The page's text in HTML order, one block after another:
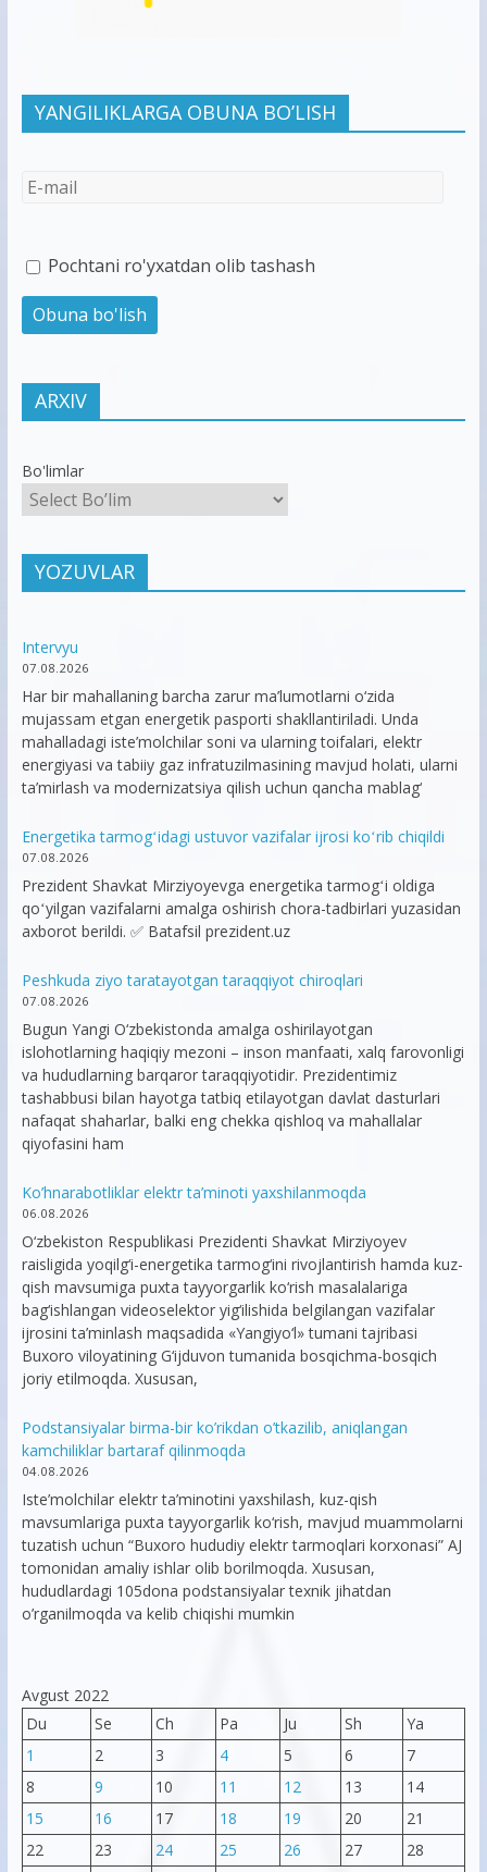
YANGILIKLARGA OBUNA BO’LISH
Pochtani ro'yxatdan olib tashash
ARXIV
Bo'limlar
YOZUVLAR
Intervyu
07.08.2026
Har bir mahallaning barcha zarur ma’lumotlarni o‘zida
mujassam etgan energetik pasporti shakllantiriladi. Unda
mahalladagi iste’molchilar soni va ularning toifalari, elektr
energiyasi va tabiiy gaz infratuzilmasining mavjud holati, ularni
ta’mirlash va modernizatsiya qilish uchun qancha mablag‘
Energetika tarmogʻidagi ustuvor vazifalar ijrosi koʻrib chiqildi
07.08.2026
Prezident Shavkat Mirziyoyevga energetika tarmogʻi oldiga
qoʻyilgan vazifalarni amalga oshirish chora-tadbirlari yuzasidan
axborot berildi. ✅ Batafsil prezident.uz
Peshkuda ziyo taratayotgan taraqqiyot chiroqlari
07.08.2026
Bugun Yangi O‘zbekistonda amalga oshirilayotgan
islohotlarning haqiqiy mezoni – inson manfaati, xalq farovonligi
va hududlarning barqaror taraqqiyotidir. Prezidentimiz
tashabbusi bilan hayotga tatbiq etilayotgan davlat dasturlari
nafaqat shaharlar, balki eng chekka qishloq va mahallalar
qiyofasini ham
Ko’hnarabotliklar elektr ta’minoti yaxshilanmoqda
06.08.2026
O‘zbekiston Respublikasi Prezidenti Shavkat Mirziyoyev
raisligida yoqilg‘i-energetika tarmog‘ini rivojlantirish hamda kuz-
qish mavsumiga puxta tayyorgarlik ko‘rish masalalariga
bag‘ishlangan videoselektor yig‘ilishida belgilangan vazifalar
ijrosini ta’minlash maqsadida «Yangiyo‘l» tumani tajribasi
Buxoro viloyatining G‘ijduvon tumanida bosqichma-bosqich
joriy etilmoqda. Xususan,
Podstansiyalar birma-bir ko’rikdan o’tkazilib, aniqlangan
kamchiliklar bartaraf qilinmoqda
04.08.2026
Iste’molchilar elektr ta’minotini yaxshilash, kuz-qish
mavsumlariga puxta tayyorgarlik ko‘rish, mavjud muammolarni
tuzatish uchun “Buxoro hududiy elektr tarmoqlari korxonasi” AJ
tomonidan amaliy ishlar olib borilmoqda. Xususan,
hududlardagi 105dona podstansiyalar texnik jihatdan
o’rganilmoqda va kelib chiqishi mumkin
Avgust 2022
Du
Se Ch Pa Ju Sh
Ya
1
2 3 4 5 6
7
8
9 10 11 12 13
14
15
16 17 18 19 20
21
22
23 24 25 26 27
28